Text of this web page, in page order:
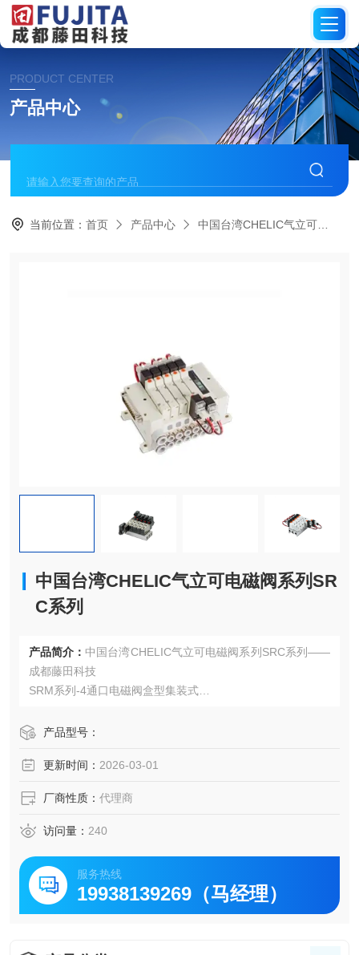
PRODUCT CENTER
产品中心
当前位置：首页 产品中心 中国台湾CHELIC气立可
中国台湾CHELIC气立可电磁阀系列SR
C系列
产品简介： 中国台湾CHELIC气立可电磁阀系列SRC系列——
成都藤田科技
SRM系列-4通口电磁阀盒型集装式
1.弹性扩充： 模块化集装设计，多达12连。
3.远程监控： LCD数字显示，模拟输出。
产品型号：
更新时间： 2026-03-01
厂商性质： 代理商
访问量： 240
服务热线
19938139269（马经理）